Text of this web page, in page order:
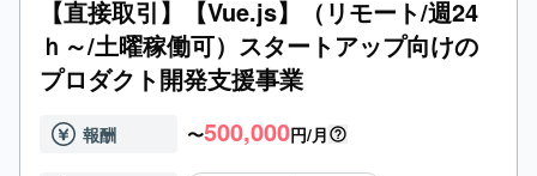
【直接取引】【Vue.js】（リモート/週24
ｈ～/土曜稼働可）スタートアップ向けの
プロダクト開発支援事業
報酬 〜500,000円/月